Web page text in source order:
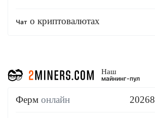
Чат о криптовалютах
Наш
майнинг-пул
Ферм онлайн 20268